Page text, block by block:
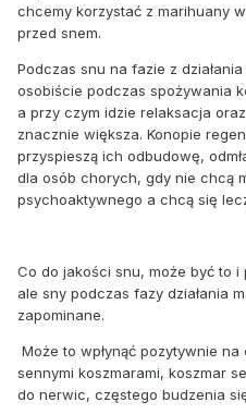
chcemy korzystać z marihuany
przed snem.
Podczas snu na fazie z
osobiście podczas spożywania
a przy czym idzie relaksacja
znacznie większa. Konopie
przyspieszą ich odbudowę,
dla osób chorych, gdy nie chcą
psychoaktywnego a chcą się
Co do jakości snu, może być to
ale sny podczas fazy działania
zapominane.
Może to wpłynąć pozytywnie
sennymi koszmarami, koszmar
do nerwic, częstego budzenia